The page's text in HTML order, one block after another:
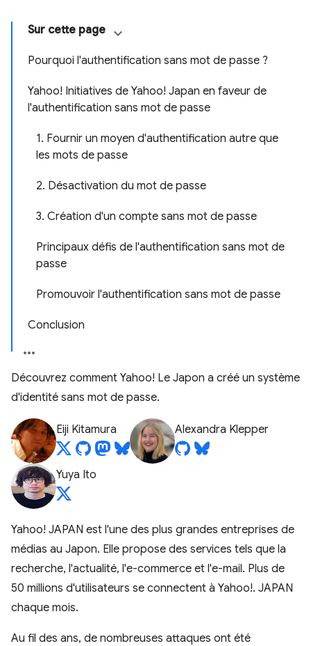
Sur cette page
Pourquoi l'authentification sans mot de passe ?
Yahoo! Initiatives de Yahoo! Japan en faveur de
l'authentification sans mot de passe
1. Fournir un moyen d'authentification autre que
les mots de passe
2. Désactivation du mot de passe
3. Création d'un compte sans mot de passe
Principaux défis de l'authentification sans mot de
passe
Promouvoir l'authentification sans mot de passe
Conclusion
Découvrez comment Yahoo! Le Japon a créé un système
d'identité sans mot de passe.
Eiji Kitamura Alexandra Klepper
Yuya Ito
Yahoo! JAPAN est l'une des plus grandes entreprises de
médias au Japon. Elle propose des services tels que la
recherche, l'actualité, l'e-commerce et l'e-mail. Plus de
50 millions d'utilisateurs se connectent à Yahoo!. JAPAN
chaque mois.
Au fil des ans, de nombreuses attaques ont été